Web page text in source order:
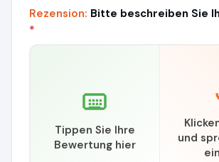
Rezension: Bitte beschreiben Sie
*
Tippen Sie Ihre
Bewertung hier
und